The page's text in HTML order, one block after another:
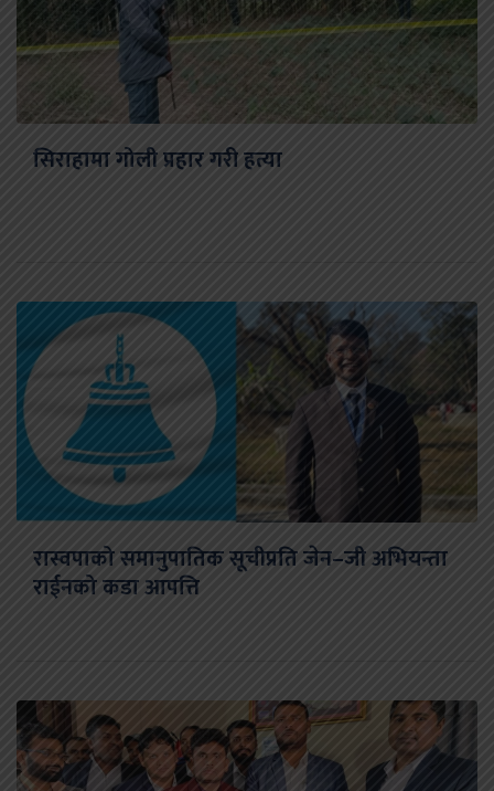
सिराहामा गोली प्रहार गरी हत्या
रास्वपाको समानुपातिक सूचीप्रति जेन–जी अभियन्ता
राईनको कडा आपत्ति